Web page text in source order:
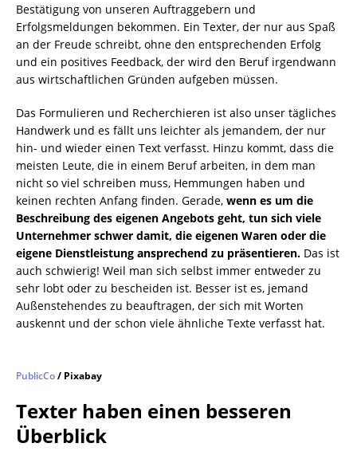
Bestätigung von unseren Auftraggebern und
Erfolgsmeldungen bekommen. Ein Texter, der nur aus Spaß
an der Freude schreibt, ohne den entsprechenden Erfolg
und ein positives Feedback, der wird den Beruf irgendwann
aus wirtschaftlichen Gründen aufgeben müssen.
Das Formulieren und Recherchieren ist also unser tägliches
Handwerk und es fällt uns leichter als jemandem, der nur
hin- und wieder einen Text verfasst. Hinzu kommt, dass die
meisten Leute, die in einem Beruf arbeiten, in dem man
nicht so viel schreiben muss, Hemmungen haben und
keinen rechten Anfang finden. Gerade, wenn es um die
Beschreibung des eigenen Angebots geht, tun sich viele
Unternehmer schwer damit, die eigenen Waren oder die
eigene Dienstleistung ansprechend zu präsentieren. Das ist
auch schwierig! Weil man sich selbst immer entweder zu
sehr lobt oder zu bescheiden ist. Besser ist es, jemand
Außenstehendes zu beauftragen, der sich mit Worten
auskennt und der schon viele ähnliche Texte verfasst hat.
PublicCo/ Pixabay
Texter haben einen besseren
Überblick